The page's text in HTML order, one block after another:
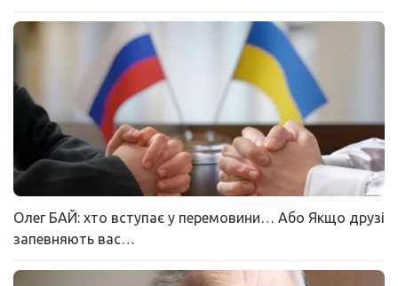
Олег БАЙ: хто вступає у перемовини… Або Якщо друзі
запевняють вас…